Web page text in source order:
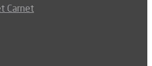
Carnet